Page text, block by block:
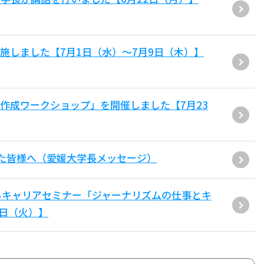
しました【7月1日（水）～7月9日（木）】
成ワークショップ」を開催しました【7月23
様へ（愛媛大学長メッセージ）
ャリアセミナー「ジャーナリズムの仕事とキ
火）】